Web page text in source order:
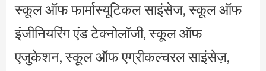
स्कूल ऑफ फार्मास्यूटिकल साइंसेज, स्कूल ऑफ
इंजीनियरिंग एंड टेक्नोलॉजी, स्कूल ऑफ
एजुकेशन, स्कूल ऑफ एग्रीकल्चरल साइंसेज़,